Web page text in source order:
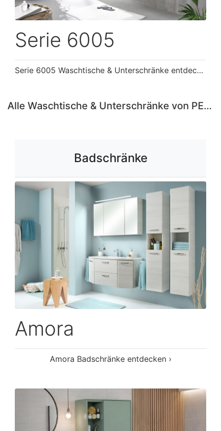
Serie 6005
Serie 6005 Waschtische & Unterschränke entdecken ›
Alle Waschtische & Unterschränke von PELIPAL entdecken ›
Badschränke
Amora
Amora Badschränke entdecken ›